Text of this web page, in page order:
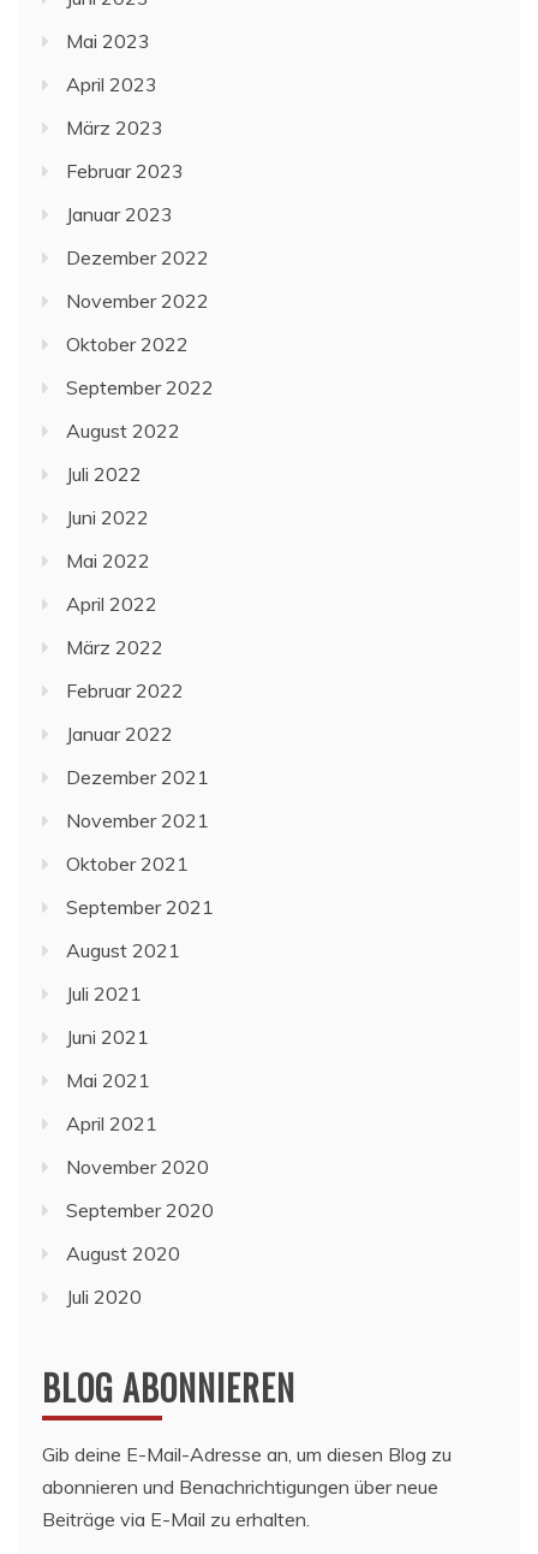
Mai 2023
April 2023
März 2023
Februar 2023
Januar 2023
Dezember 2022
November 2022
Oktober 2022
September 2022
August 2022
Juli 2022
Juni 2022
Mai 2022
April 2022
März 2022
Februar 2022
Januar 2022
Dezember 2021
November 2021
Oktober 2021
September 2021
August 2021
Juli 2021
Juni 2021
Mai 2021
April 2021
November 2020
September 2020
August 2020
Juli 2020
BLOG ABONNIEREN
Gib deine E-Mail-Adresse an, um diesen Blog zu
abonnieren und Benachrichtigungen über neue
Beiträge via E-Mail zu erhalten.